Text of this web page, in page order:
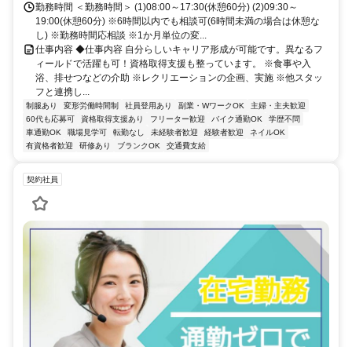
勤務時間 ＜勤務時間＞ (1)08:00～17:30(休憩60分) (2)09:30～
19:00(休憩60分) ※6時間以内でも相談可(6時間未満の場合は休憩な
し) ※勤務時間応相談 ※1か月単位の変...
仕事内容 ◆仕事内容 自分らしいキャリア形成が可能です。異なるフ
ィールドで活躍も可！資格取得支援も整っています。 ※食事や入
浴、排せつなどの介助 ※レクリエーションの企画、実施 ※他スタッ
フと連携し...
制服あり 変形労働時間制 社員登用あり 副業・WワークOK
主婦・主夫歓迎
60代も応募可
資格取得支援あり フリーター歓迎 バイク通勤OK
学歴不問
車通勤OK
職場見学可 転勤なし 未経験者歓迎 経験者歓迎
ネイルOK
有資格者歓迎
研修あり ブランクOK 交通費支給
契約社員